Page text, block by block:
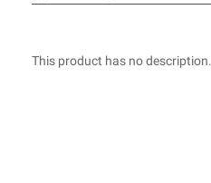
This product has no description.